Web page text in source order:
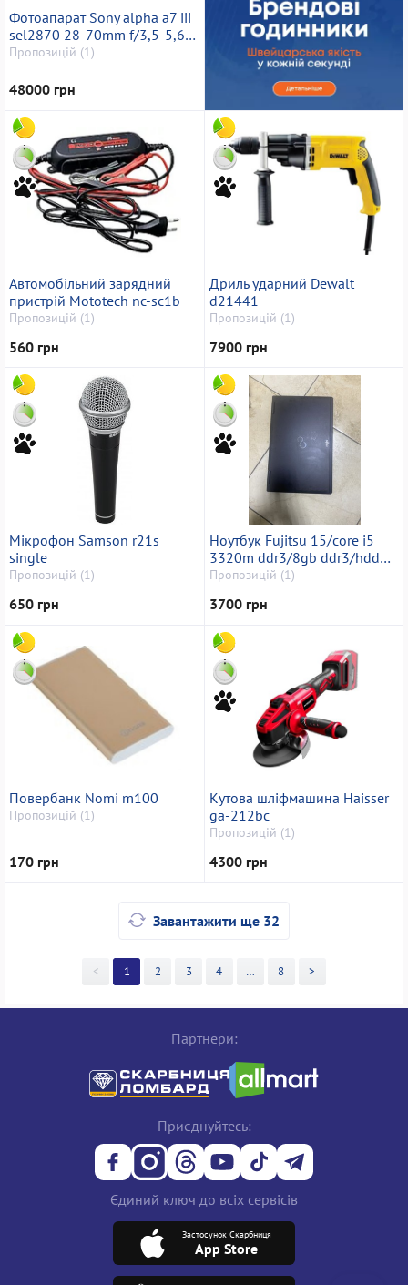
Фотоапарат Sony alpha a7 iii
sel2870 28-70mm f/3,5-5,6
oss
Пропозицій (1)
48000 грн
Автомобільний зарядний
пристрій Mototech nc-sc1b
Пропозицій (1)
560 грн
Дриль ударний Dewalt
d21441
Пропозицій (1)
7900 грн
Мікрофон Samson r21s
single
Пропозицій (1)
650 грн
Ноутбук Fujitsu 15/core i5
3320m ddr3/8gb ddr3/hdd
*відсутній/ssd 128
Пропозицій (1)
3700 грн
Повербанк Nomi m100
Пропозицій (1)
170 грн
Кутова шліфмашина Haisser
ga-212bc
Пропозицій (1)
4300 грн
Завантажити ще 32
< 1 2 3 4 >> 8 >
Партнери:
Приєднуйтесь:
Єдиний ключ до всіх сервісів
Застосунок Скарбниця
App Store